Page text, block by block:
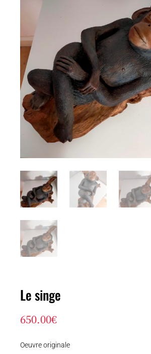
Le singe
650.00€
Oeuvre originale